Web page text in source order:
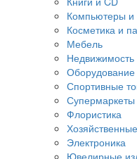
Компьютеры
Косметика и
Мебель
Недвижимость
Спортивные
Флористика
Электроника
Ювелирные